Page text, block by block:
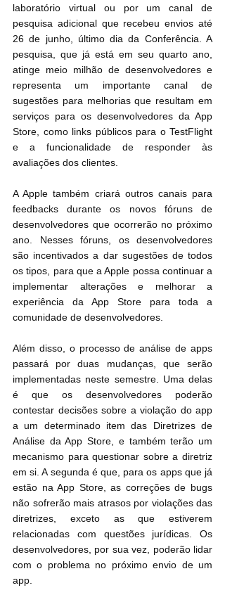
laboratório virtual ou por um canal de
pesquisa adicional que recebeu envios até
26 de junho, último dia da Conferência. A
pesquisa, que já está em seu quarto ano,
atinge meio milhão de desenvolvedores e
representa um importante canal de
sugestões para melhorias que resultam em
serviços para os desenvolvedores da App
Store, como links públicos para o TestFlight
e a funcionalidade de responder às
avaliações dos clientes.
A Apple também criará outros canais para
feedbacks durante os novos fóruns de
desenvolvedores que ocorrerão no próximo
ano. Nesses fóruns, os desenvolvedores
são incentivados a dar sugestões de todos
os tipos, para que a Apple possa continuar a
implementar alterações e melhorar a
experiência da App Store para toda a
comunidade de desenvolvedores.
Além disso, o processo de análise de apps
passará por duas mudanças, que serão
implementadas neste semestre. Uma delas
é que os desenvolvedores poderão
contestar decisões sobre a violação do app
a um determinado item das Diretrizes de
Análise da App Store, e também terão um
mecanismo para questionar sobre a diretriz
em si. A segunda é que, para os apps que já
estão na App Store, as correções de bugs
não sofrerão mais atrasos por violações das
diretrizes, exceto as que estiverem
relacionadas com questões jurídicas. Os
desenvolvedores, por sua vez, poderão lidar
com o problema no próximo envio de um
app.